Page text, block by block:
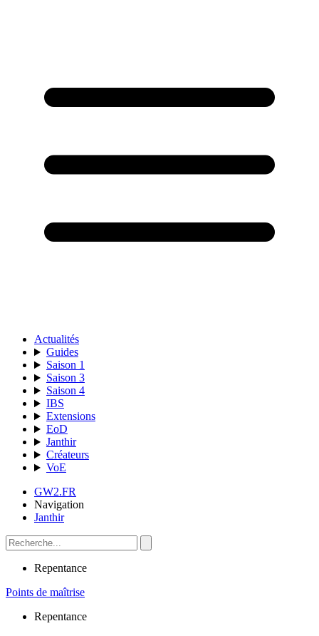
Actualités
Guides
Saison 1
Saison 3
Saison 4
IBS
Extensions
EoD
Janthir
Créateurs
VoE
GW2.FR
Navigation
Janthir
Repentance
Points de maîtrise
Repentance